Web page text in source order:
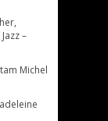
–
Michel